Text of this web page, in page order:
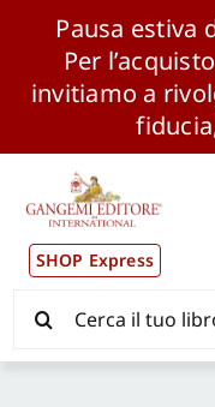
Pausa estiva
Per
invitiamo a
contenuto
SHOP Express
Pubblicazioni
News ed Eventi
per: